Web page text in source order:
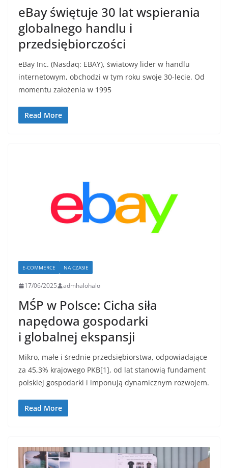
eBay świętuje 30 lat wspierania
globalnego handlu i
przedsiębiorczości
eBay Inc. (Nasdaq: EBAY), światowy lider w handlu
internetowym, obchodzi w tym roku swoje 30-lecie. Od
momentu założenia w 1995
Read More
E-COMMERCE NA CZASIE
17/06/2025 admhalohalo
MŚP w Polsce: Cicha siła
napędowa gospodarki
i globalnej ekspansji
Mikro, małe i średnie przedsiębiorstwa, odpowiadające
za 45,3% krajowego PKB[1], od lat stanowią fundament
polskiej gospodarki i imponują dynamicznym rozwojem.
Read More